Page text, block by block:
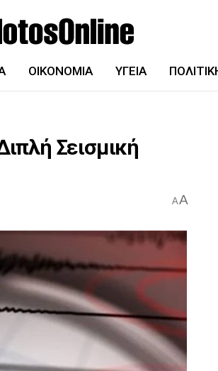
ΟΙΚΟΝΟΜΊΑ ΥΓΕΊΑ
Σεισμική
AA